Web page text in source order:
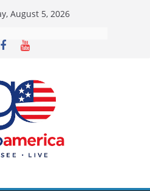
August 5, 2026